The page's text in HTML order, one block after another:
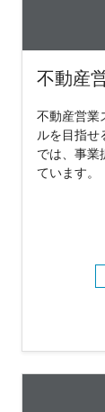
不動産
不動産営業
ルを目指せ
では、事業
ています。